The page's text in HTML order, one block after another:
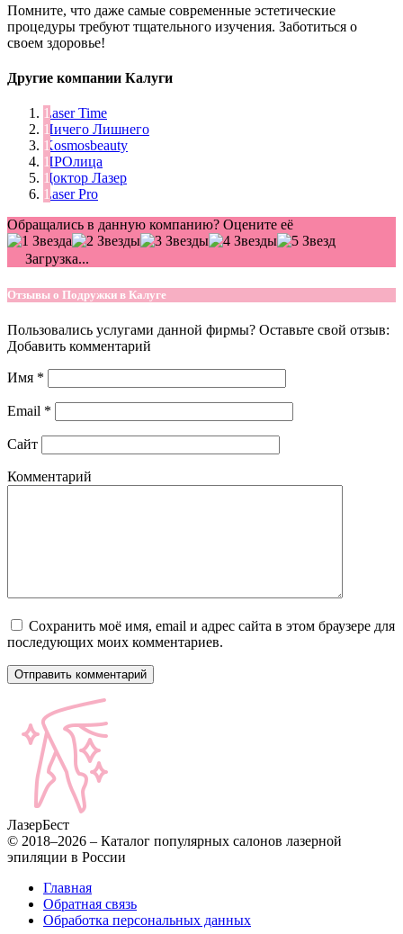
Помните, что даже самые современные эстетические
процедуры требуют тщательного изучения. Заботиться о
своем здоровье!
Другие компании Калуги
Laser Time
Ничего Лишнего
Kosmosbeauty
ПРОлица
Доктор Лазер
Laser Pro
Обращались в данную компанию? Оцените её
Загрузка...
Отзывы о Подружки в Калуге
Пользовались услугами данной фирмы? Оставьте свой отзыв:
Добавить комментарий
Имя *
Email *
Сайт
Комментарий
Сохранить моё имя, email и адрес сайта в этом браузере для
последующих моих комментариев.
ЛазерБест
© 2018–2026 – Каталог популярных салонов лазерной
эпиляции в России
Главная
Обратная связь
Обработка персональных данных